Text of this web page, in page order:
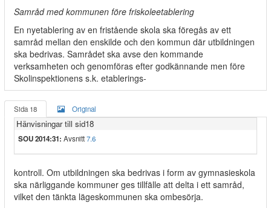
Samråd med kommunen före friskoleetablering
En nyetablering av en fristående skola ska föregås av ett
samråd mellan den enskilde och den kommun där utbildningen
ska bedrivas. Samrådet ska avse den kommande
verksamheten och genomföras efter godkännande men före
Skolinspektionens s.k. etablerings-
Sida 18 Original
Hänvisningar till sid18
SOU 2014:31: Avsnitt7.6
kontroll. Om utbildningen ska bedrivas i form av gymnasieskola
ska närliggande kommuner ges tillfälle att delta i ett samråd,
vilket den tänkta lägeskommunen ska ombesörja.